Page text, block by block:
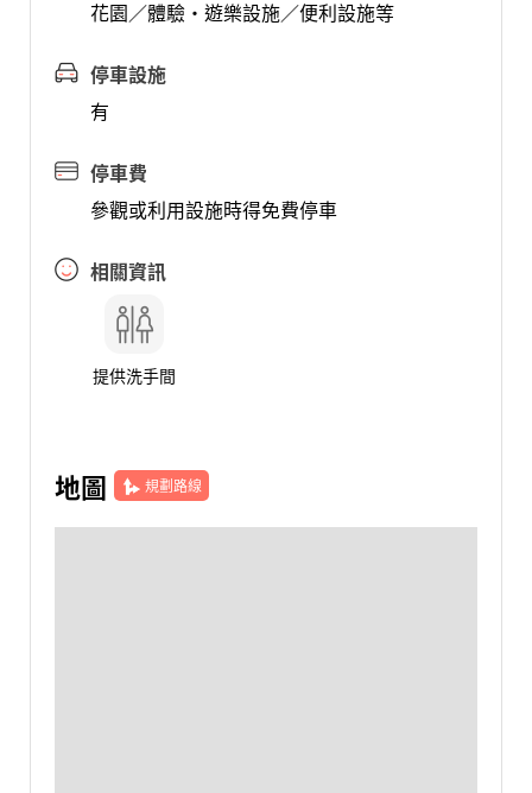
花園／體驗·遊樂設施／便利設施等
停車設施
有
停車費
參觀或利用設施時得免費停車
相關資訊
提供洗手間
地圖 規劃路線